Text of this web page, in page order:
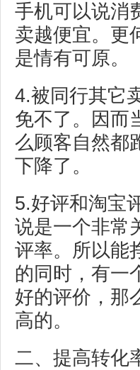
手机可以说消
卖越便宜。更
是情有可原。
4.被同行其它
免不了。因而
么顾客自然都
下降了。
5.好评和淘宝
说是一个非常
评率。所以能
的同时，有一
好的评价，那
高的。
二、提高转化